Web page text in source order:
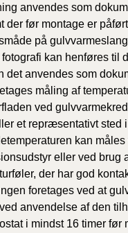
anvendes som
der før montage er
på
fotografi kan henføres til
det anvendes som
måling af
ved
et repræsentativt sted
kan måles
eller ved brug
der har god
foretages ved at
anvendelse af den
i mindst 16 timer før